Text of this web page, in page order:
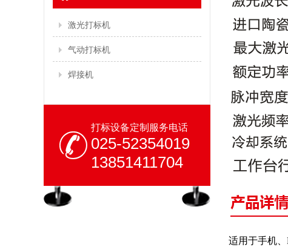
激光打标机
气动打标机
焊接机
打标设备定制服务电话
025-52354019
13851411704
适用于手机